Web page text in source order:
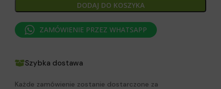
DODAJ DO KOSZYKA
ZAMÓWIENIE PRZEZ WHATSAPP
Szybka dostawa
Każde zamówienie zostanie dostarczone za